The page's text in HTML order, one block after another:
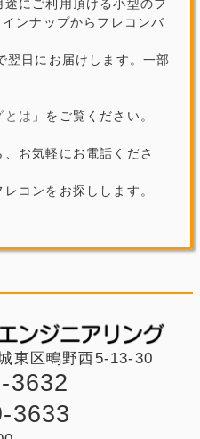
にご利用頂ける小型のフ
ンナップからフレコンバ
翌日にお届けします。一部
とは 」をご覧ください。
お気軽にお電話くださ
コンをお探しします。
東区鴫野西5-13-30
3632
3633